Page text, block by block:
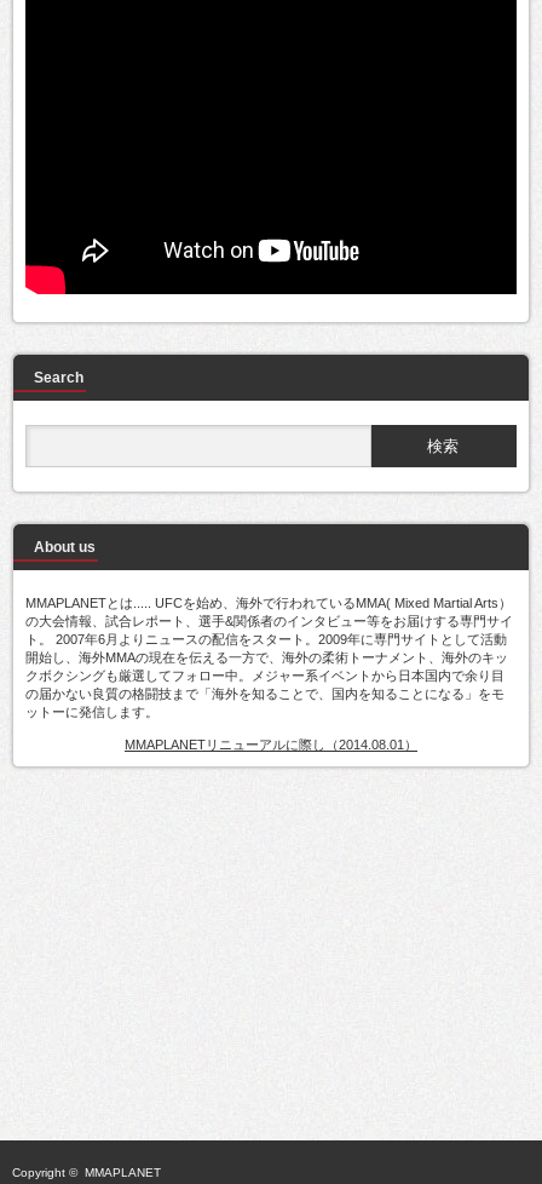
Search
About us
MMAPLANETとは..... UFCを始め、海外で行われているMMA( Mixed Martial Arts）
の大会情報、試合レポート、選手&関係者のインタビュー等をお届けする専門サイ
ト。 2007年6月よりニュースの配信をスタート。2009年に専門サイトとして活動
開始し、海外MMAの現在を伝える一方で、海外の柔術トーナメント、海外のキッ
クボクシングも厳選してフォロー中。メジャー系イベントから日本国内で余り目
の届かない良質の格闘技まで「海外を知ることで、国内を知ることになる」をモ
ットーに発信します。
MMAPLANETリニューアルに際し（2014.08.01）
Copyright © MMAPLANET